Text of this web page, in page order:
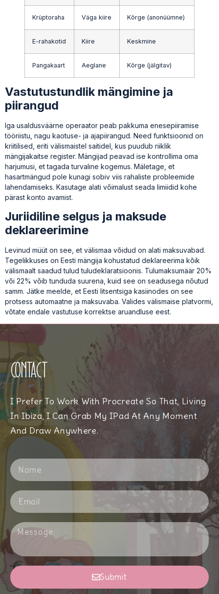
Krüptoraha Väga kiire Kõrge (anonüümne)
E-rahakotid Kiire Keskmine
Pangakaart Aeglane Kõrge (jälgitav)
Vastutustundlik mängimine ja
piirangud
Iga usaldusväärne operaator peab pakkuma enesepiiramise
tööriistu, nagu kaotuse- ja ajapiirangud. Need funktsioonid on
kriitilised, eriti välismaistel saitidel, kus puudub riiklik
mängijakaitse register. Mängijad peavad ise kontrollima oma
harjumusi, et tagada turvaline kogemus. Mäletage, et
hasartmängud pole kunagi sobiv viis rahaliste probleemide
lahendamiseks. Kasutage alati võimalust seada limiidid kohe
pärast konto avamist.
Juriidiline selgus ja maksude
deklareerimine
Levinud müüt on see, et välismaa võidud on alati maksuvabad.
Tegelikkuses on Eesti mängija kohustatud deklareerima kõik
välismaalt saadud tulud tuludeklaratsioonis. Tulumaksumäär 20%
või 22% võib tunduda suurena, kuid see on seadusega nõutud
samm. Jätke meelde, et Eesti litsentsiga kasiinodes on see
protsess automaatne ja maksuvaba. Valides välismaise platvormi,
võtate endale vastutuse korrektse aruandluse eest.
Contact
I Prefer To Work With Procreate So That, Living
In Ibiza, I Can Grab My IPad At Any Moment
And Draw Anywhere.
Submit